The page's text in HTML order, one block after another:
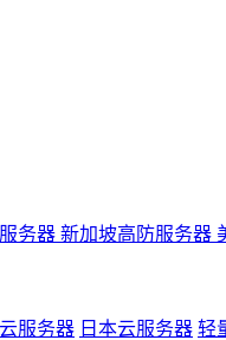
务器 新加坡高防服务器
服务器 日本云服务器 轻